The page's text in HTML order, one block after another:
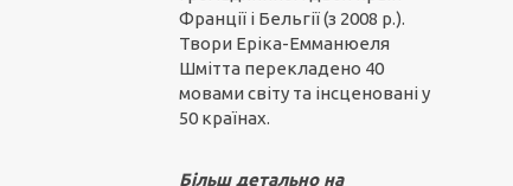
Франції і Бельгії (з 2008 р.).
Твори Еріка-Емманюеля
Шмітта перекладено 40
мовами світу та інсценовані у
50 країнах.
Більш детально на